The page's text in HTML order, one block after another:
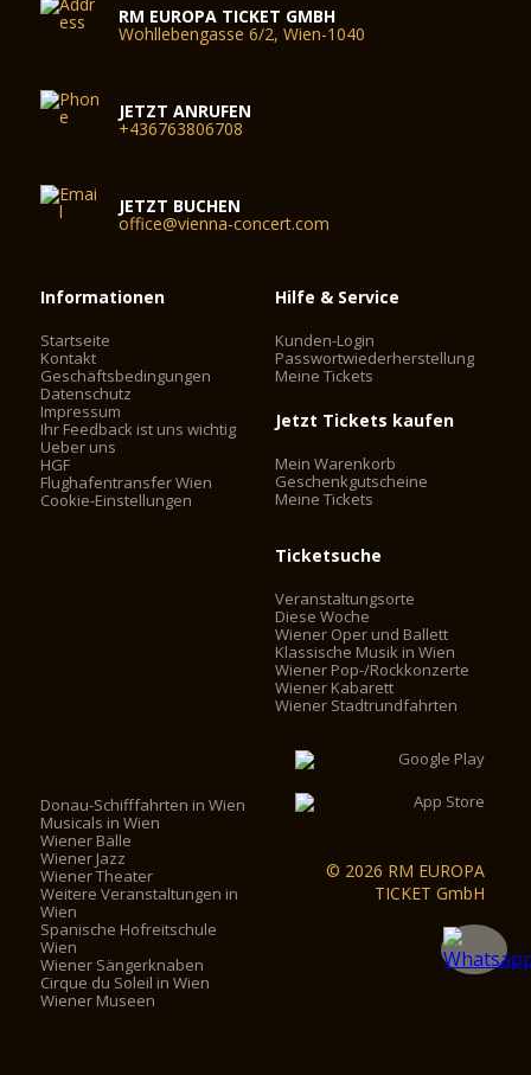
RM EUROPA TICKET GMBH
Wohllebengasse 6/2, Wien-1040
JETZT ANRUFEN
+436763806708
JETZT BUCHEN
office@vienna-concert.com
Informationen
Startseite
Kontakt
Geschäftsbedingungen
Datenschutz
Impressum
Ihr Feedback ist uns wichtig
Ueber uns
HGF
Flughafentransfer Wien
Cookie-Einstellungen
Hilfe & Service
Kunden-Login
Passwortwiederherstellung
Meine Tickets
Jetzt Tickets kaufen
Mein Warenkorb
Geschenkgutscheine
Meine Tickets
Ticketsuche
Veranstaltungsorte
Diese Woche
Wiener Oper und Ballett
Klassische Musik in Wien
Wiener Pop-/Rockkonzerte
Wiener Kabarett
Wiener Stadtrundfahrten
Donau-Schifffahrten in Wien
Musicals in Wien
Wiener Bälle
Wiener Jazz
Wiener Theater
Weitere Veranstaltungen in
Wien
Spanische Hofreitschule
Wien
Wiener Sängerknaben
Cirque du Soleil in Wien
Wiener Museen
© 2026 RM EUROPA
TICKET GmbH